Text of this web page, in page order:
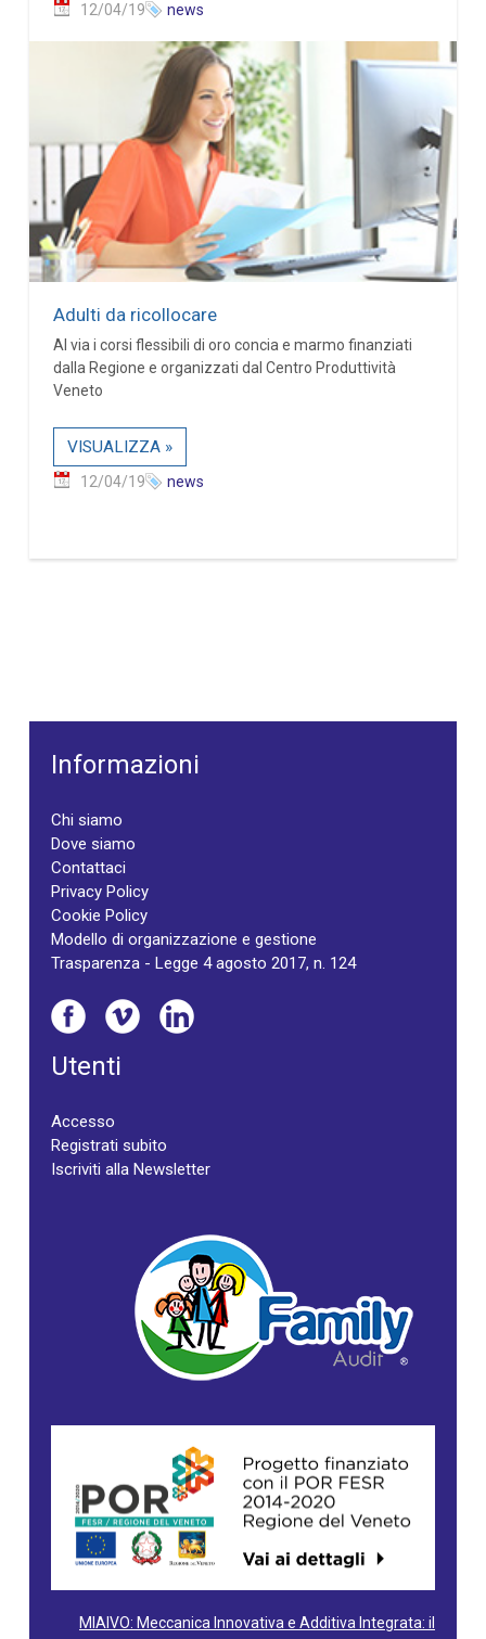
12/04/19 news
Adulti da ricollocare
Al via i corsi flessibili di oro concia e marmo finanziati
dalla Regione e organizzati dal Centro Produttività
Veneto
VISUALIZZA »
12/04/19 news
Informazioni
Chi siamo
Dove siamo
Contattaci
Privacy Policy
Cookie Policy
Modello di organizzazione e gestione
Trasparenza - Legge 4 agosto 2017, n. 124
Utenti
Accesso
Registrati subito
Iscriviti alla Newsletter
MIAIVO: Meccanica Innovativa e Additiva Integrata: il